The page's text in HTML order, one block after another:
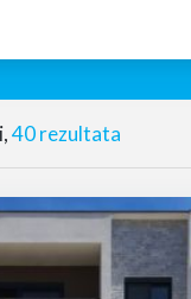
40 rezultata